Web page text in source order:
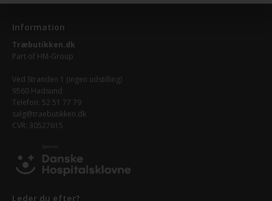
Information
Træbutikken.dk
Part of HM-Group
Ved Stranden 1 (ingen udstilling)
9560 Hadsund
Telefon: 52 51 77 79
salg@traebutikken.dk
CVR: 30527615
Leder du efter?